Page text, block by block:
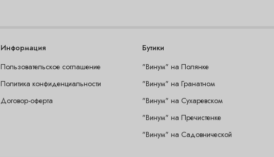
Информация
Пользовательское соглашение
Политика конфиденциальности
Договор-оферта
Бутики
"Винум" на Полянке
"Винум" на Гранатном
"Винум" на Сухаревском
"Винум" на Пречистенке
"Винум" на Садовнической